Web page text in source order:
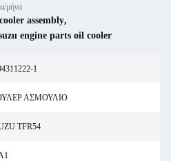
μήνα
assembly,
engine parts oil cooler
1
ΑΣΜΟΥΛΙΟ
TFR54